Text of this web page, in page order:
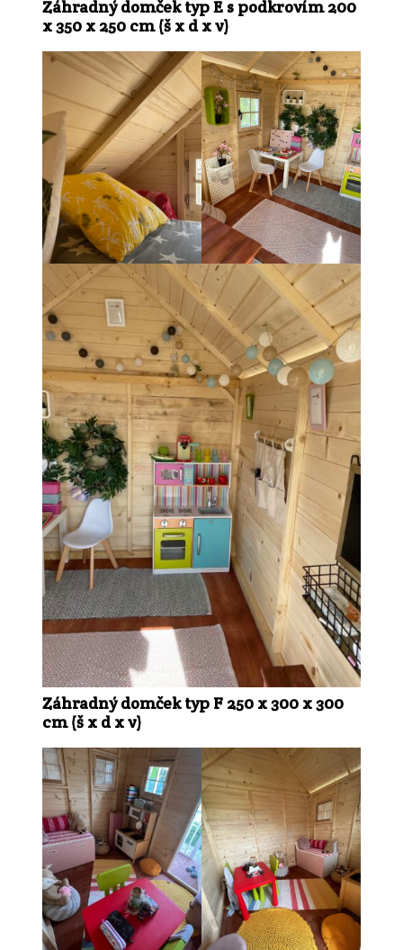
Záhradný domček typ E s podkrovím 200
x 350 x 250 cm (š x d x v)
Záhradný domček typ F 250 x 300 x 300
cm (š x d x v)